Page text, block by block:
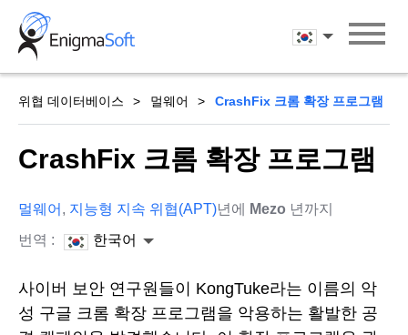
Skip
content
한국어
위협 데이터베이스 멀웨어 CrashFix 크롬 확장 프로그램
CrashFix 크롬 확장 프로그램
멀웨어 , 지능형 지속 위협(APT)년에 Mezo 년까지
번역 :
한국어
사이버 보안 연구원들이 KongTuke라는 이름의 악
성 구글 크롬 확장 프로그램을 악용하는 활발한 공